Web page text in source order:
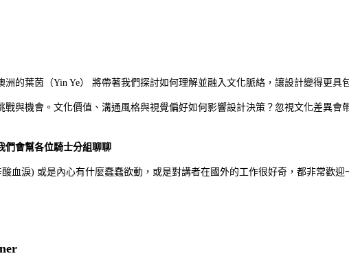
的葉茵（Yin Ye） 將帶著我們探討如何理解並融入文化脈絡，讓設計變得更具
與機會。文化價值、溝通風格與視覺偏好如何影響設計決策？忽視文化差異
們會幫各位騎士分組聊聊
血淚) 或是內心有什麼蠢蠢欲動，或是對講者在國外的工作很好奇，都非常歡迎